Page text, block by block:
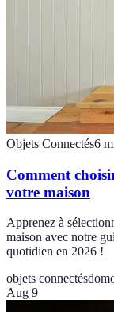
Objets Connectés6
Comment
votre maison
Apprenez à
maison avec notre
quotidien en 2026 !
objets connectés
Aug 9